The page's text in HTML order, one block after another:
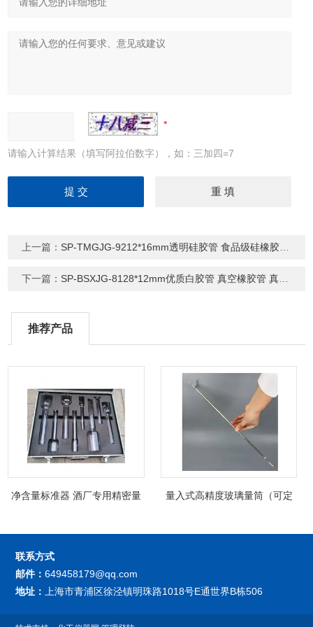
请输入计算结果（填写阿拉伯数字），如：三加四=7
上一篇： SP-TMGJG-9212*16mm透明硅胶管 食品级硅橡胶软管
下一篇： SP-BSXJG-8128*12mm优质白胶管 真空橡胶管 真空泵管
推荐产品
净含量标准器 酒厂专用精密量
量入式高精度玻璃量筒（可定
联系方式
邮件：649458179@qq.com
地址：
上海市青浦区徐泾镇明珠路1018号E通世界B栋506